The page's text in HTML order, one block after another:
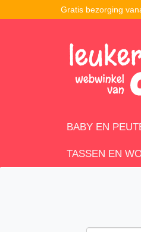
Gratis bezorging
BABY EN
TASSEN EN